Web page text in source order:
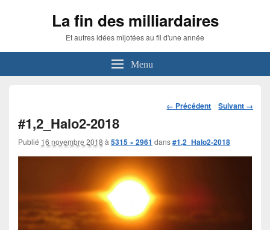
La fin des milliardaires
Et autres idées mijotées au fil d'une année
Menu
Navigation
images
← Précédent Suivant →
#1,2_Halo2-2018
Publié 16 novembre 2018 à 5315 × 2961 dans#1,2_Halo2-2018